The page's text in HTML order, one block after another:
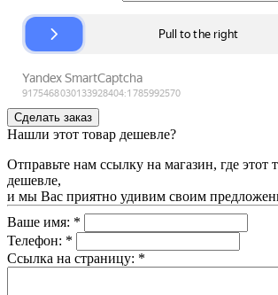
Нашли этот товар дешевле?
Отправьте нам ссылку на магазин, где этот
дешевле,
и мы Вас приятно удивим своим
Ваше имя: *
Телефон: *
Ссылка на страницу: *